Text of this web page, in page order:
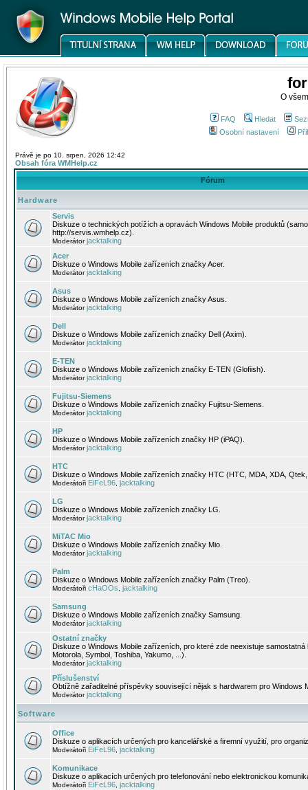
O
FAQ Hledat
Osobní nastavení
Právě je po 10. srpen, 2026 12:42
Obsah fóra WMHelp.cz
Fórum
Hardware
Servis
Diskuze o technických potížích a opravách Windows Mobile produktů
http://servis.wmhelp.cz).
Moderátorjacktalking
Acer
Diskuze o Windows Mobile zařízeních značky Acer.
Moderátorjacktalking
Asus
Diskuze o Windows Mobile zařízeních značky Asus.
Moderátorjacktalking
Dell
Diskuze o Windows Mobile zařízeních značky Dell (Axim).
Moderátorjacktalking
E-TEN
Diskuze o Windows Mobile zařízeních značky E-TEN (Glofiish).
Moderátorjacktalking
Fujitsu-Siemens
Diskuze o Windows Mobile zařízeních značky Fujitsu-Siemens.
Moderátorjacktalking
HP
Diskuze o Windows Mobile zařízeních značky HP (iPAQ).
Moderátorjacktalking
HTC
Diskuze o Windows Mobile zařízeních značky HTC (HTC, MDA, XDA,
Moderátoři EiFeL96 jacktalking
LG
Diskuze o Windows Mobile zařízeních značky LG.
Moderátorjacktalking
MiTAC Mio
Diskuze o Windows Mobile zařízeních značky Mio.
Moderátorjacktalking
Palm
Diskuze o Windows Mobile zařízeních značky Palm (Treo).
Moderátoři cHaOOs jacktalking
Samsung
Diskuze o Windows Mobile zařízeních značky Samsung.
Moderátorjacktalking
Ostatní značky
Diskuze o Windows Mobile zařízeních, pro které zde neexistuje
Motorola, Symbol, Toshiba, Yakumo, ...).
Moderátorjacktalking
Příslušenství
Obtížně zařaditelné příspěvky související nějak s hardwarem pro Windows
Moderátorjacktalking
Software
Office
Diskuze o aplikacích určených pro kancelářské a firemní využití, pro
Moderátoři EiFeL96 jacktalking
Komunikace
Diskuze o aplikacích určených pro telefonování nebo elektronickou
Moderátoři EiFeL96 jacktalking